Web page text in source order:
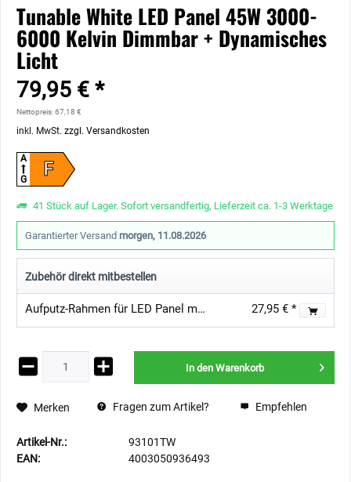
Tunable White LED Panel 45W 3000-
6000 Kelvin Dimmbar + Dynamisches
Licht
79,95 € *
Nettopreis: 67,18 €
inkl. MwSt. zzgl. Versandkosten
F
A
G
41 Stück auf Lager. Sofort versandfertig, Lieferzeit ca. 1-3 Werktage
Garantierter Versand morgen, 11.08.2026
Zubehör direkt mitbestellen
Aufputz-Rahmen für LED Panel mit Klick-System (62 cm x 62 cm) 27,95 € *
In den Warenkorb
Merken Fragen zum Artikel? Empfehlen
Artikel-Nr.:
93101TW
EAN:
4003050936493